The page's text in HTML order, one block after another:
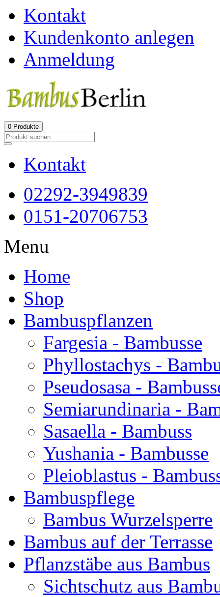
Kontakt
Kundenkonto anlegen
Anmeldung
0 Produkte
Kontakt
02292-3949839
0151-20706753
Menu
Home
Shop
Bambuspflanzen
Fargesia - Bambusse
Phyllostachys -
Pseudosasa -
Semiarundinaria -
Sasaella - Bambuss
Yushania - Bambusse
Pleioblastus -
Bambuspflege
Bambus Wurzelsperre
Bambus auf der Terrasse
Pflanzstäbe aus Bambus
Sichtschutz aus